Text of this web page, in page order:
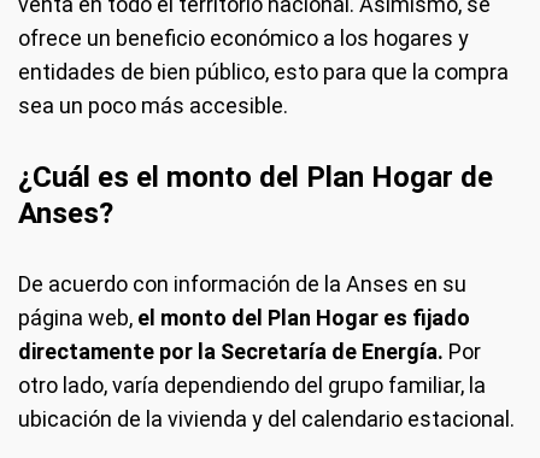
ofrece un beneficio económico a los hogares y
entidades de bien público, esto para que la compra
sea un poco más accesible.
¿Cuál es el monto del Plan Hogar de
Anses?
De acuerdo con información de la Anses en su
página web, el monto del Plan Hogar es fijado
directamente por la Secretaría de Energía. Por
otro lado, varía dependiendo del grupo familiar, la
ubicación de la vivienda y del calendario estacional.